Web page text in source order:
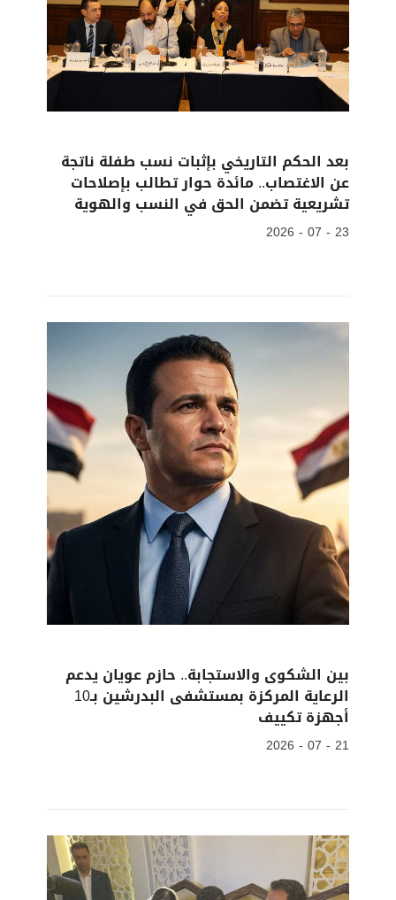
بعد الحكم التاريخي بإثبات نسب طفلة ناتجة
عن الاغتصاب.. مائدة حوار تطالب بإصلاحات
تشريعية تضمن الحق في النسب والهوية
23 - 07 - 2026
بين الشكوى والاستجابة.. حازم عويان يدعم
الرعاية المركزة بمستشفى البدرشين بـ10
أجهزة تكييف
21 - 07 - 2026